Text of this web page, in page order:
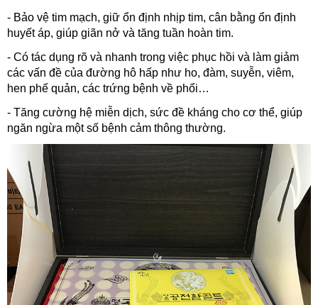
- Bảo vệ tim mạch, giữ ổn định nhịp tim, cân bằng ổn định
huyết áp, giúp giãn nở và tăng tuần hoàn tim.
- Có tác dụng rõ và nhanh trong việc phục hồi và làm giảm
các vấn đề của đường hô hấp như ho, đàm, suyễn, viêm,
hen phế quản, các trứng bệnh về phổi…
- Tăng cường hệ miễn dịch, sức đề kháng cho cơ thể, giúp
ngăn ngừa một số bệnh cảm thông thường.